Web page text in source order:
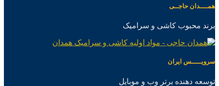
همــــدان حاجــی
برند محبوب کاشی و سرامیک
سرویـــــس ایران
توسعه دهنده برتر وب و موبایل